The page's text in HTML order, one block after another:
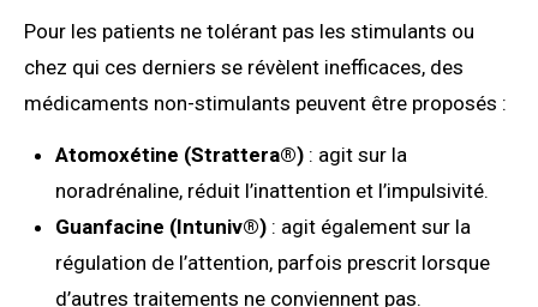
Pour les patients ne tolérant pas les stimulants ou
chez qui ces derniers se révèlent inefficaces, des
médicaments non-stimulants peuvent être proposés :
Atomoxétine (Strattera®): agit sur la
noradrénaline, réduit l’inattention et l’impulsivité.
Guanfacine (Intuniv®): agit également sur la
régulation de l’attention, parfois prescrit lorsque
d’autres traitements ne conviennent pas.